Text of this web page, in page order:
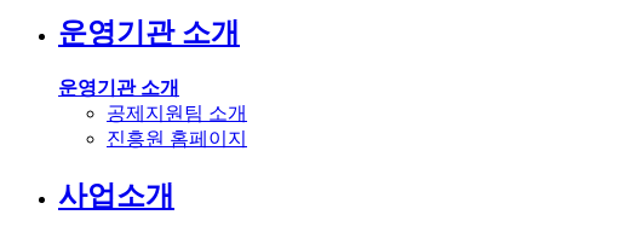
운영기관 소개
운영기관 소개
공제지원팀 소개
진흥원 홈페이지
사업소개